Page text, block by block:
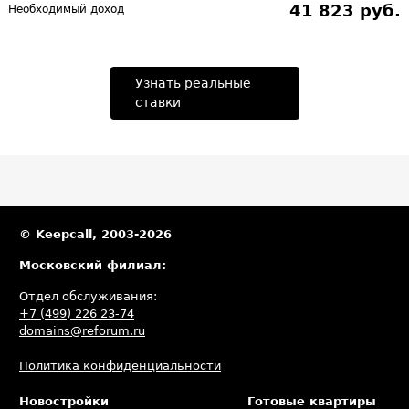
Необходимый доход 41 823 руб.
Узнать реальные
ставки
© Keepcall, 2003-2026
Московский филиал:
Отдел обслуживания:
+7 (499) 226 23-74
domains@reforum.ru
Политика конфиденциальности
Новостройки Готовые квартиры